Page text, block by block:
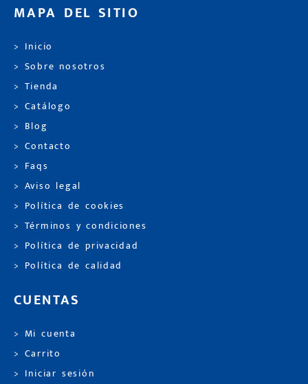
MAPA DEL SITIO
> Inicio
> Sobre nosotros
> Tienda
> Catálogo
> Blog
> Contacto
> Faqs
> Aviso legal
> Política de cookies
> Términos y condiciones
> Política de privacidad
> Política de calidad
CUENTAS
> Mi cuenta
> Carrito
> Iniciar sesión